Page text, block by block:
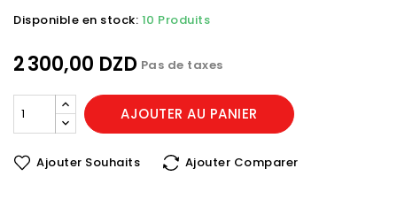
Disponible en stock: 10 Produits
2 300,00 DZD Pas de taxes
AJOUTER AU PANIER
Ajouter Souhaits Ajouter Comparer